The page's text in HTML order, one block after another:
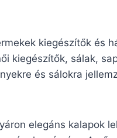
kiegészítők és
kiegészítők, sálak,
és sálokra
elegáns kalapok